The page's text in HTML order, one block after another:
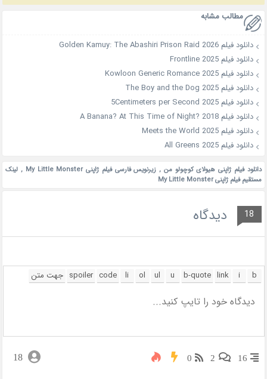
مطالب مشابه
دانلود فیلم Golden Kamuy: The Abashiri Prison Raid 2026
دانلود فیلم Frontline 2025
دانلود فیلم Kowloon Generic Romance 2025
دانلود فیلم The Boy and the Dog 2025
دانلود فیلم 5Centimeters per Second 2025
دانلود فیلم A Banana? At This Time of Night? 2018
دانلود فیلم Meets the World 2025
دانلود فیلم All Greens 2025
دانلود فیلم ژاپنی هیولای کوچولو من , زیرنویس فارسی فیلم ژاپنی My Little Monster , لینک
مستقیم فیلم ژاپنی My Little Monster
18 دیدگاه
16
2
0
18